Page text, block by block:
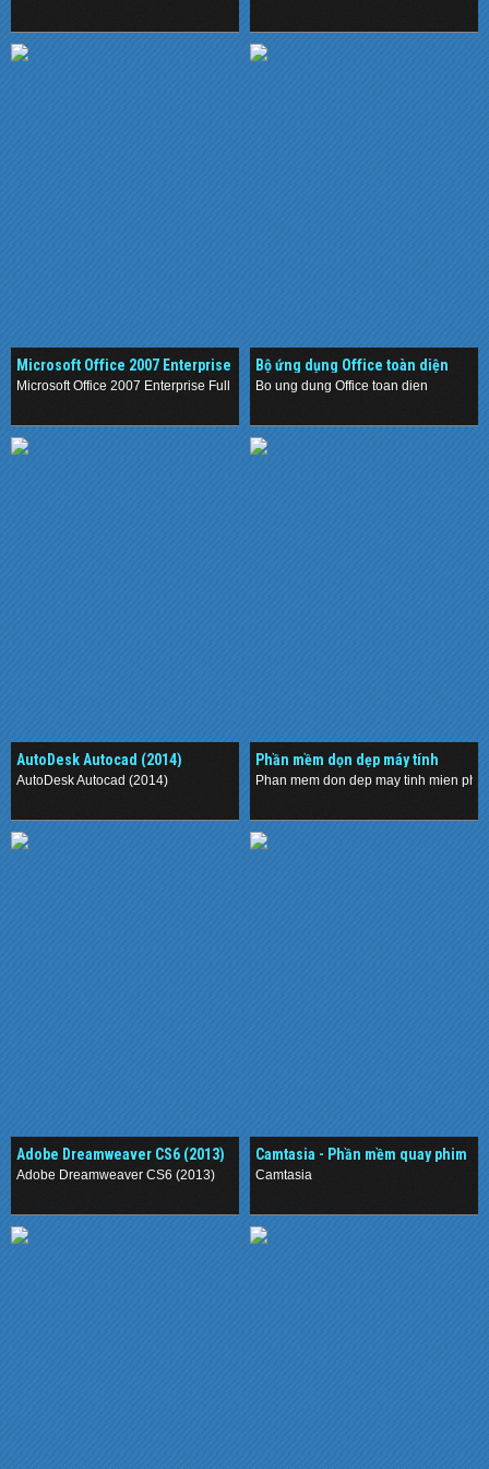
Microsoft Office 2007 Enterprise
Full + Serial
Microsoft Office 2007 Enterprise Full + Serial
Bộ ứng dụng Office toàn diện
Bo ung dung Office toan dien
AutoDesk Autocad (2014)
AutoDesk Autocad (2014)
Phần mềm dọn dẹp máy tính
miễn phí
Phan mem don dep may tinh mien phi
Adobe Dreamweaver CS6 (2013)
Adobe Dreamweaver CS6 (2013)
Camtasia - Phần mềm quay phim
màn hình chuyên nghiệp
Camtasia